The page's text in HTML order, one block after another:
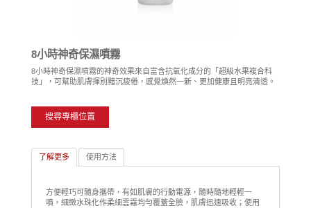
8小時神奇保濕噴霧
8小時神奇保濕噴霧的神奇效果來自富含抗氧化成分的「超級水果複合科
技」，可幫助肌膚揮別黯沉疲倦，感覺煥然一新、更加健康且明亮清透。
搜尋專櫃位置
了解更多 使用方法
方便輕巧可隨身攜帶，有如肌膚的行動電源，隨時隨地輕輕一
噴，細緻水珠化作柔細雲霧均勻覆蓋全臉，肌膚迅速吸收；使用